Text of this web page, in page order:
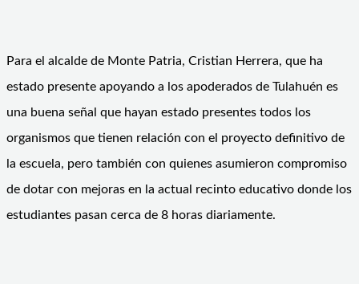
Para el alcalde de Monte Patria, Cristian Herrera, que ha
estado presente apoyando a los apoderados de Tulahuén es
una buena señal que hayan estado presentes todos los
organismos que tienen relación con el proyecto definitivo de
la escuela, pero también con quienes asumieron compromiso
de dotar con mejoras en la actual recinto educativo donde los
estudiantes pasan cerca de 8 horas diariamente.